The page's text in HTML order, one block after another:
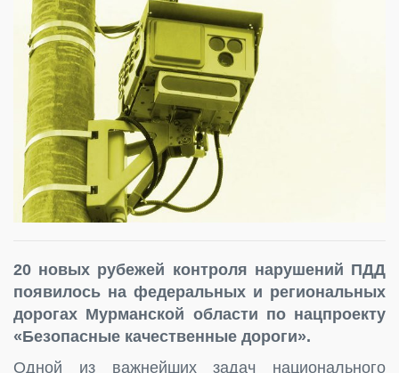
20 новых рубежей контроля нарушений ПДД
появилось на федеральных и региональных
дорогах Мурманской области по нацпроекту
«Безопасные качественные дороги».
Одной из важнейших задач национального